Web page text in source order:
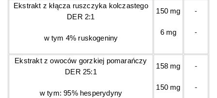
Ekstrakt z kłącza ruszczyka kolczastego
DER 2:1
w tym 4% ruskogeniny
150 mg
6 mg
-
-
Ekstrakt z owoców gorzkiej pomarańczy
DER 25:1
w tym: 95% hesperydyny
158 mg
150 mg
-
-